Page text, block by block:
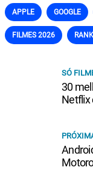
APPLE GOOGLE
FILMES 2026
SÓ
30
Netflix